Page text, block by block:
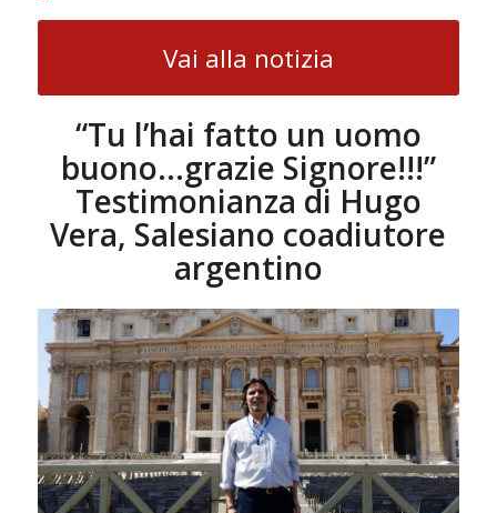
Vai alla notizia
“Tu l’hai fatto un uomo
buono…grazie Signore!!!”
Testimonianza di Hugo
Vera, Salesiano coadiutore
argentino